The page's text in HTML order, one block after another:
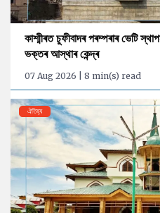
কাশ্মীৰত চুফীবাদৰ পৰম্পৰাৰ ভেটি
ভক্তৰ আস্থাৰ কেন্দ্ৰ
07 Aug 2026 | 8 min(s) read
ঐতিহ্য